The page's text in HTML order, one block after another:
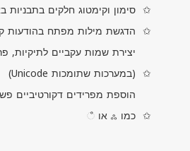
סימון וקימטוג חלקים בתבניות
הדגשת מילות מפתח בהודעות
יצירת שמות עקביים לתיקיות,
(במערכות שתומכות Unicode
)
הוספת מפרידים דקורטיביים
כמו ஃ או ஂ